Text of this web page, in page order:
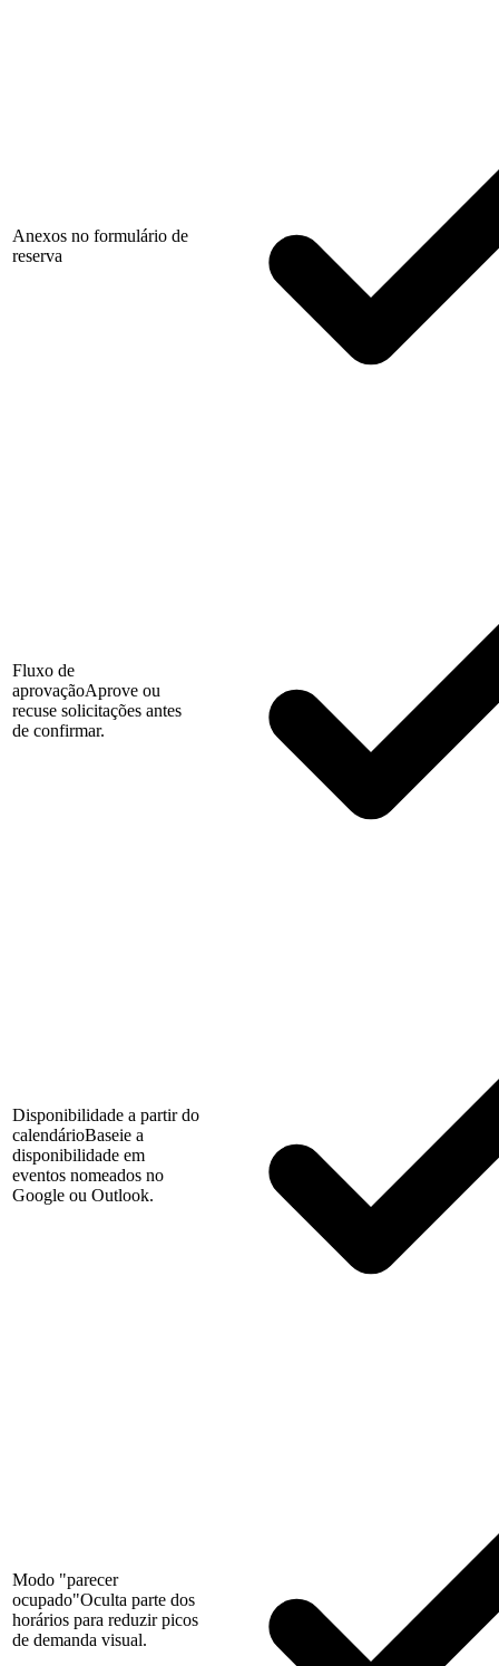
Anexos no formulário de
reserva
Fluxo de
aprovaçãoAprove ou
recuse solicitações antes
de confirmar.
Disponibilidade a partir do
calendárioBaseie a
disponibilidade em
eventos nomeados no
Google ou Outlook.
Modo "parecer
ocupado"Oculta parte dos
horários para reduzir picos
de demanda visual.